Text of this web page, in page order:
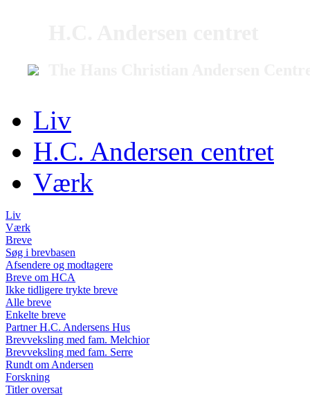
Liv
H.C. Andersen centret
Værk
Liv
Værk
Breve
Søg i brevbasen
Afsendere og modtagere
Breve om HCA
Ikke tidligere trykte breve
Alle breve
Enkelte breve
Partner H.C. Andersens Hus
Brevveksling med fam. Melchior
Brevveksling med fam. Serre
Rundt om Andersen
Forskning
Titler oversat